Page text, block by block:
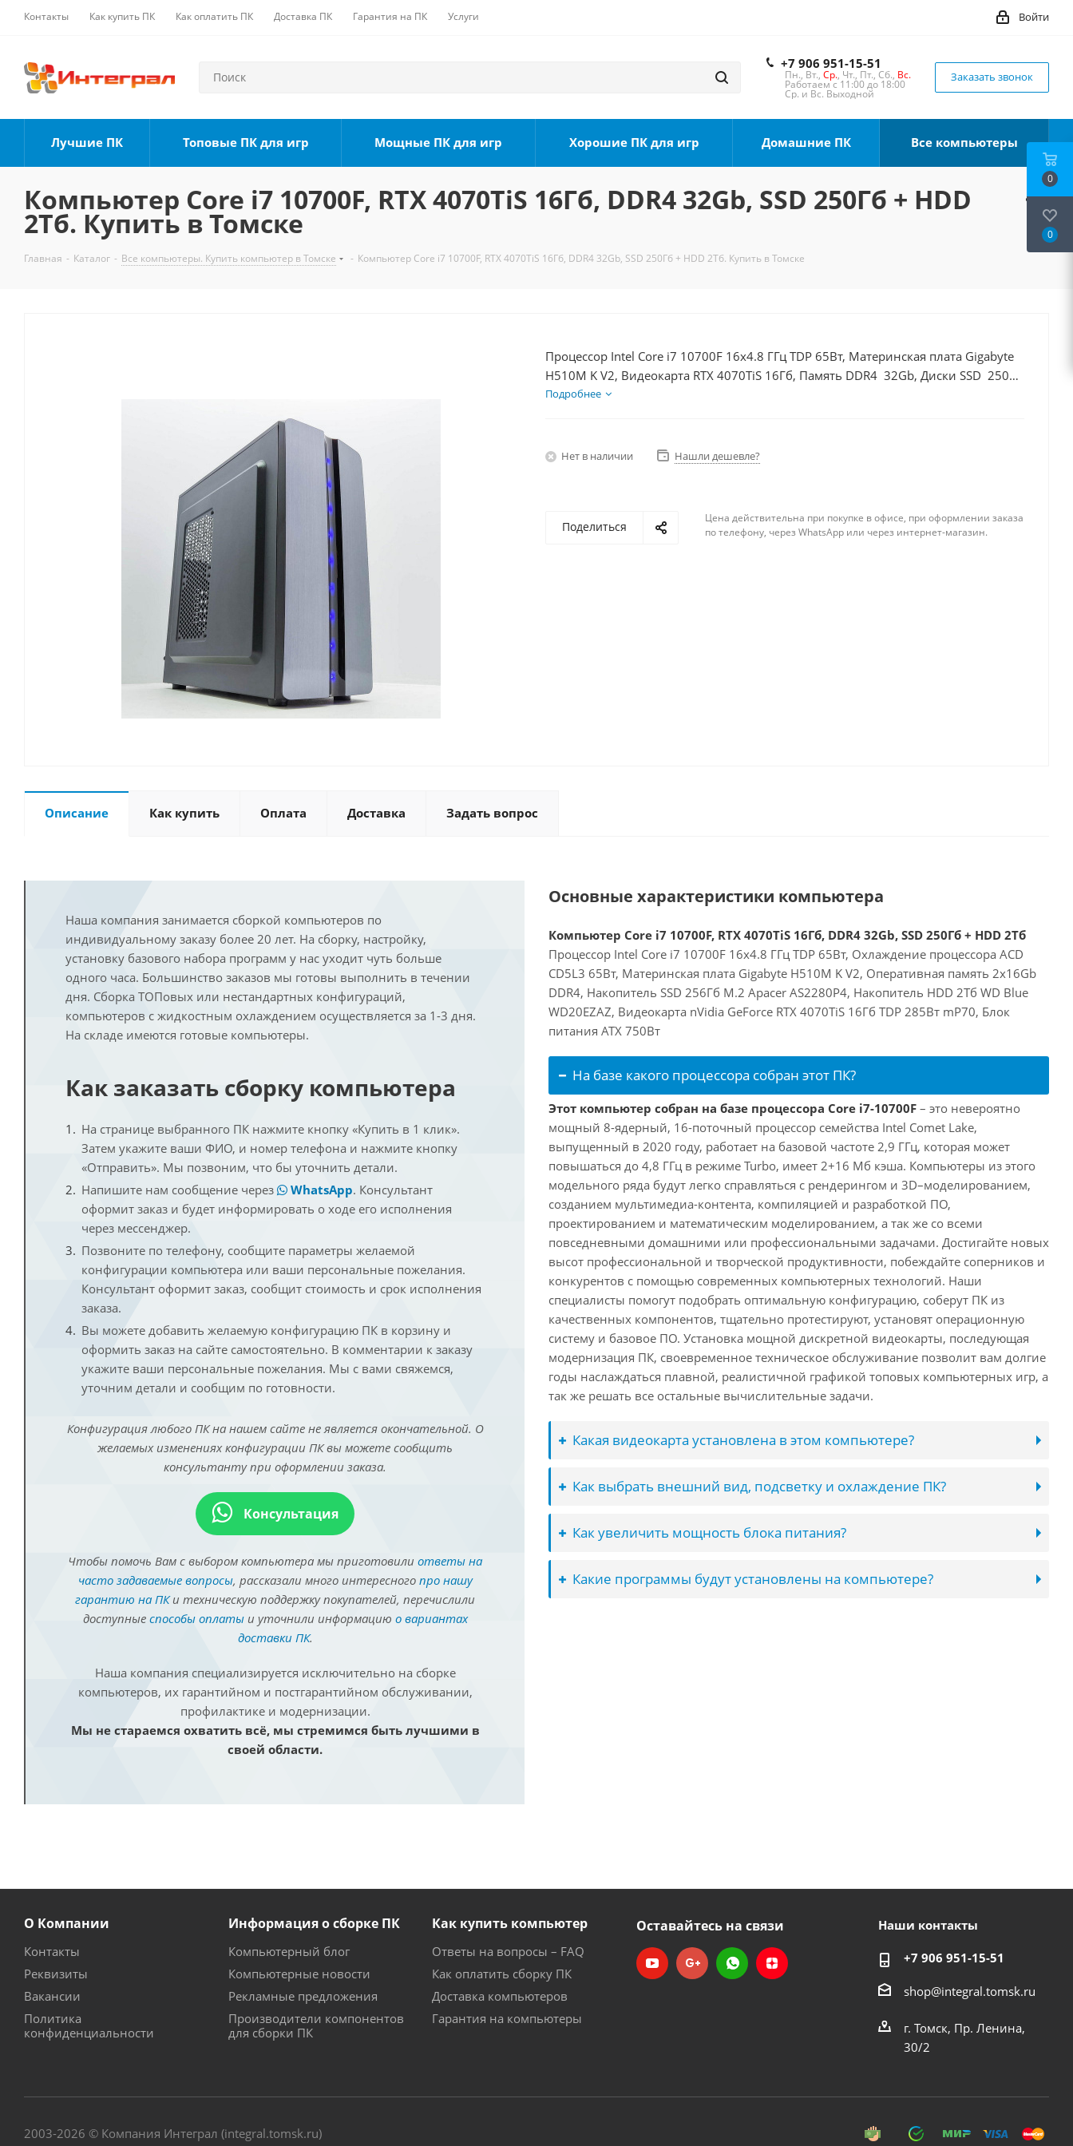
Контакты Как купить ПК Как оплатить ПК Доставка ПК Гарантия на ПК Услуги Войти
+7 906 951-15-51
Пн., Вт., Ср., Чт., Пт., Сб., Вс.
Работаем с 11:00 до 18:00
Ср. и Вс. Выходной
Заказать звонок
Лучшие ПК Топовые ПК для игр Мощные ПК для игр Хорошие ПК для игр Домашние ПК Все компьютеры
Компьютер Core i7 10700F, RTX 4070TiS 16Гб, DDR4 32Gb, SSD 250Гб + HDD
2Тб. Купить в Томске
Главная - Каталог - Все компьютеры. Купить компьютер в Томске - Компьютер Core i7 10700F, RTX 4070TiS 16Гб, DDR4 32Gb, SSD 250Гб + HDD 2Тб. Купить в Томске
Процессор Intel Core i7 10700F 16x4.8 ГГц TDP 65Вт, Материнская плата Gigabyte
H510M K V2, Видеокарта RTX 4070TiS 16Гб, Память DDR4 32Gb, Диски SSD 250Гб
+ HDD 2Тб, БП 750Вт
Подробнее
Нет в наличии Нашли дешевле?
Поделиться
Цена действительна при покупке в офисе, при оформлении заказа
по телефону, через WhatsApp или через интернет-магазин.
Описание Как купить Оплата Доставка Задать вопрос
Наша компания занимается сборкой компьютеров по
индивидуальному заказу более 20 лет. На сборку, настройку,
установку базового набора программ у нас уходит чуть больше
одного часа. Большинство заказов мы готовы выполнить в течении
дня. Сборка ТОПовых или нестандартных конфигураций,
компьютеров с жидкостным охлаждением осуществляется за 1-3 дня.
На складе имеются готовые компьютеры.
Как заказать сборку компьютера
На странице выбранного ПК нажмите кнопку «Купить в 1 клик».
Затем укажите ваши ФИО, и номер телефона и нажмите кнопку
«Отправить». Мы позвоним, что бы уточнить детали.
Напишите нам сообщение через
WhatsApp. Консультант
оформит заказ и будет информировать о ходе его исполнения
через мессенджер.
Позвоните по телефону, сообщите параметры желаемой
конфигурации компьютера или ваши персональные пожелания.
Консультант оформит заказ, сообщит стоимость и срок исполнения
заказа.
Вы можете добавить желаемую конфигурацию ПК в корзину и
оформить заказ на сайте самостоятельно. В комментарии к заказу
укажите ваши персональные пожелания. Мы с вами свяжемся,
уточним детали и сообщим по готовности.
Конфигурация любого ПК на нашем сайте не является окончательной. О
желаемых изменениях конфигурации ПК вы можете сообщить
консультанту при оформлении заказа.
Консультация
Чтобы помочь Вам с выбором компьютера мы приготовили ответы на
часто задаваемые вопросы, рассказали много интересного про нашу
гарантию на ПКи техническую поддержку покупателей, перечислили
доступные способы оплатыи уточнили информацию о вариантах
доставки ПК.
Наша компания специализируется исключительно на сборке
компьютеров, их гарантийном и постгарантийном обслуживании,
профилактике и модернизации.
Мы не стараемся охватить всё, мы стремимся быть лучшими в
своей области.
Основные характеристики компьютера
Компьютер Core i7 10700F, RTX 4070TiS 16Гб, DDR4 32Gb, SSD 250Гб + HDD 2Тб
Процессор Intel Core i7 10700F 16x4.8 ГГц TDP 65Вт, Охлаждение процессора ACD
CD5L3 65Вт, Материнская плата Gigabyte H510M K V2, Оперативная память 2x16Gb
DDR4, Накопитель SSD 256Гб M.2 Apacer AS2280P4, Накопитель HDD 2Тб WD Blue
WD20EZAZ, Видеокарта nVidia GeForce RTX 4070TiS 16Гб TDP 285Вт mP70, Блок
питания ATX 750Вт
На базе какого процессора собран этот ПК?
Этот компьютер собран на базе процессора Core i7-10700F – это невероятно
мощный 8-ядерный, 16-поточный процессор семейства Intel Comet Lake,
выпущенный в 2020 году, работает на базовой частоте 2,9 ГГц, которая может
повышаться до 4,8 ГГц в режиме Turbo, имеет 2+16 Мб кэша. Компьютеры из этого
модельного ряда будут легко справляться с рендерингом и 3D–моделированием,
созданием мультимедиа-контента, компиляцией и разработкой ПО,
проектированием и математическим моделированием, а так же со всеми
повседневными домашними или профессиональными задачами. Достигайте новых
высот профессиональной и творческой продуктивности, побеждайте соперников и
конкурентов с помощью современных компьютерных технологий. Наши
специалисты помогут подобрать оптимальную конфигурацию, соберут ПК из
качественных компонентов, тщательно протестируют, установят операционную
систему и базовое ПО. Установка мощной дискретной видеокарты, последующая
модернизация ПК, своевременное техническое обслуживание позволит вам долгие
годы наслаждаться плавной, реалистичной графикой топовых компьютерных игр, а
так же решать все остальные вычислительные задачи.
Какая видеокарта установлена в этом компьютере?
Как выбрать внешний вид, подсветку и охлаждение ПК?
Как увеличить мощность блока питания?
Какие программы будут установлены на компьютере?
О Компании
Контакты
Реквизиты
Вакансии
Политика
конфиденциальности
Информация о сборке ПК
Компьютерный блог
Компьютерные новости
Рекламные предложения
Производители компонентов
для сборки ПК
Как купить компьютер
Ответы на вопросы – FAQ
Как оплатить сборку ПК
Доставка компьютеров
Гарантия на компьютеры
Оставайтесь на связи Наши контакты
+7 906 951-15-51
shop@integral.tomsk.ru
г. Томск, Пр. Ленина,
30/2
2003-2026 © Компания Интеграл (integral.tomsk.ru)
0
0